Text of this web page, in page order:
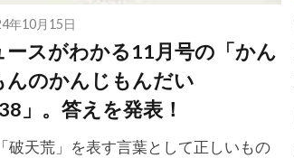
年10月15日
ースがわかる11月号の「かん
んのかんじもんだい
」。答えを発表！
破天荒」を表す言葉として正しいもの